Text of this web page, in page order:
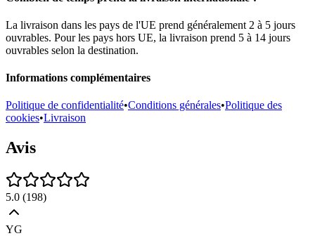
La livraison dans les pays de l'UE prend généralement 2 à 5 jours
ouvrables. Pour les pays hors UE, la livraison prend 5 à 14 jours
ouvrables selon la destination.
Informations complémentaires
Politique de confidentialité•Conditions générales•Politique des
cookies•Livraison
Avis
5.0 (198)
YG